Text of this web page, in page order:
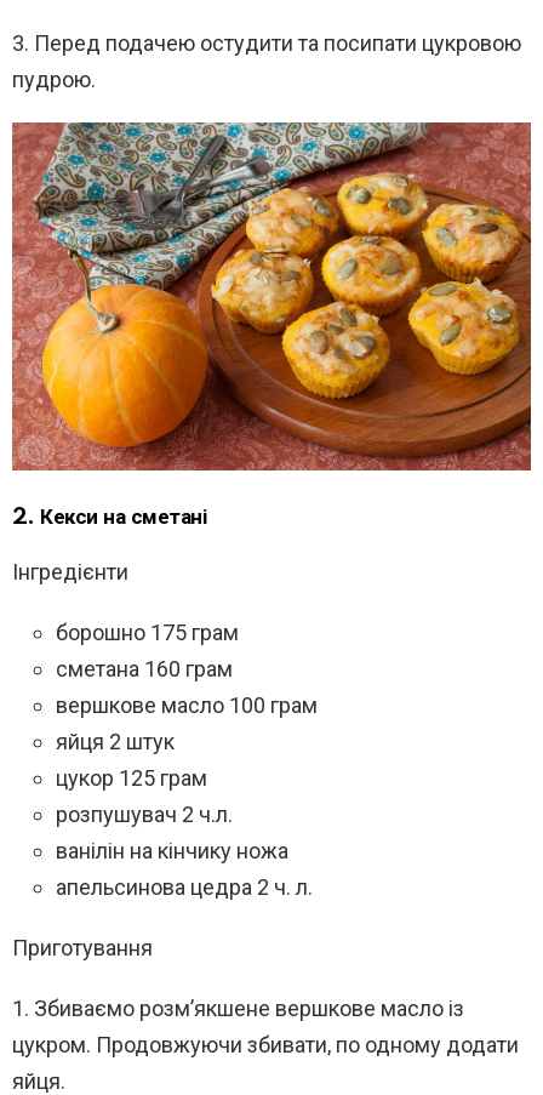
3. Перед подачею остудити та посипати цукровою
пудрою.
2. Кекси на сметані
Інгредієнти
борошно 175 грам
сметана 160 грам
вершкове масло 100 грам
яйця 2 штук
цукор 125 грам
розпушувач 2 ч.л.
ванілін на кінчику ножа
апельсинова цедра 2 ч. л.
Приготування
1. Збиваємо розм’якшене вершкове масло із
цукром. Продовжуючи збивати, по одному додати
яйця.